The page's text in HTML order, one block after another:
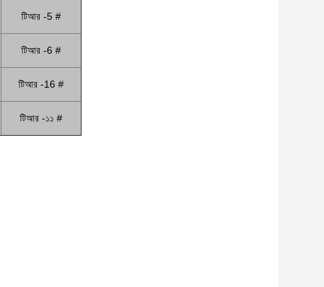
টিআর -5 #
টিআর -6 #
টিআর -16 #
টিআর -১১ #